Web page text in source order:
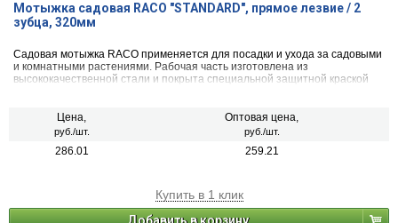
Мотыжка садовая RACO "STANDARD", прямое лезвие / 2
зубца, 320мм
Садовая мотыжка RACO применяется для посадки и ухода за садовыми
и комнатными растениями. Рабочая часть изготовлена из
высококачественной стали и покрыта специальной защитной краской
Цена,
руб./шт.
Оптовая цена,
руб./шт.
286.01 259.21
Купить в 1 клик